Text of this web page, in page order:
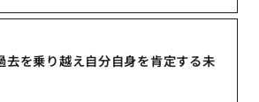
去を乗り越え自分自身を肯定する未